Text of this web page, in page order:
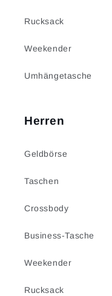
Rucksack
Weekender
Umhängetasche
Herren
Geldbörse
Taschen
Crossbody
Business-Tasche
Weekender
Rucksack